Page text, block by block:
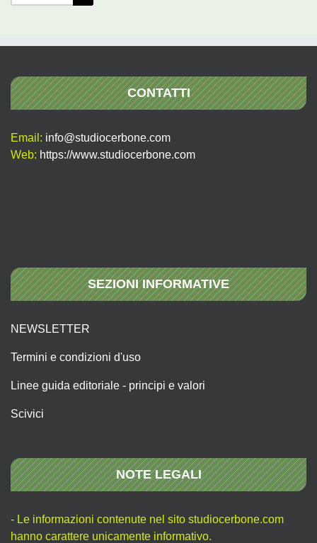
per:
CONTATTI
Email: info@studiocerbone.com
Web: https://www.studiocerbone.com
SEZIONI INFORMATIVE
NEWSLETTER
Termini e condizioni d'uso
Linee guida editoriale - principi e valori
Scivici
NOTE LEGALI
- Le informazioni contenute nel sito studiocerbone.com
hanno carattere unicamente informativo.